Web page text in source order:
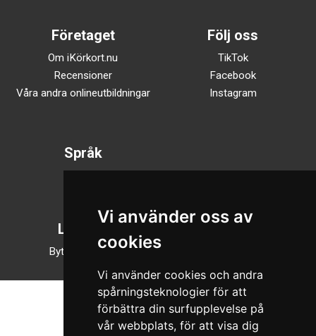
Vi använder oss av
cookies
Vi använder cookies och andra
spårningsteknologier för att
förbättra din surfupplevelse på
vår webbplats, för att visa dig
Företaget
Om iKörkort.nu
Recensioner
Våra andra onlineutbildningar
Följ oss
TikTok
Facebook
Instagram
Språk
Läsläge
Byt till nattläge